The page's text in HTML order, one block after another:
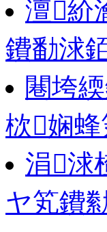
澶紒
鐨勫浗
闀垮
栨娴
涓浗
ヤ笂鐨